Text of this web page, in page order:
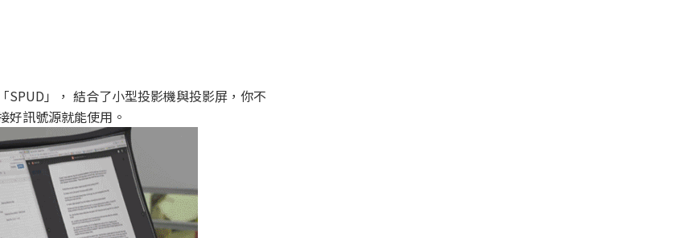
」， 結合了小型投影機與投影屏，你不
好訊號源就能使用。